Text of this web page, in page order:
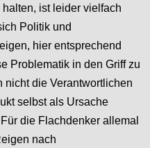
ist leider vielfach
Politik und
hier entsprechend
Problematik in den Griff zu
nicht die Verantwortlichen
selbst als Ursache
die Flachdenker allemal
nach